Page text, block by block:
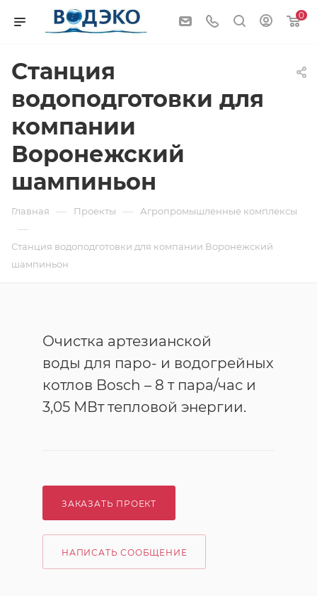
0
Станция
водоподготовки для
компании
Воронежский
шампиньон
Главная — Проекты — Агропромышленные комплексы
—
Станция водоподготовки для компании Воронежский
шампиньон
Очистка артезианской
воды для паро- и водогрейных
котлов Bosch – 8 т пара/час и
3,05 МВт тепловой энергии.
ЗАКАЗАТЬ ПРОЕКТ
НАПИСАТЬ СООБЩЕНИЕ